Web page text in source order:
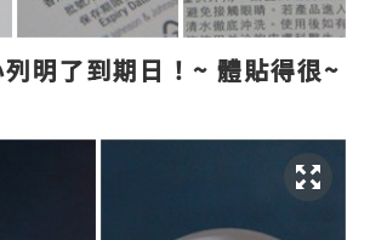
明了到期日！~ 體貼得很~